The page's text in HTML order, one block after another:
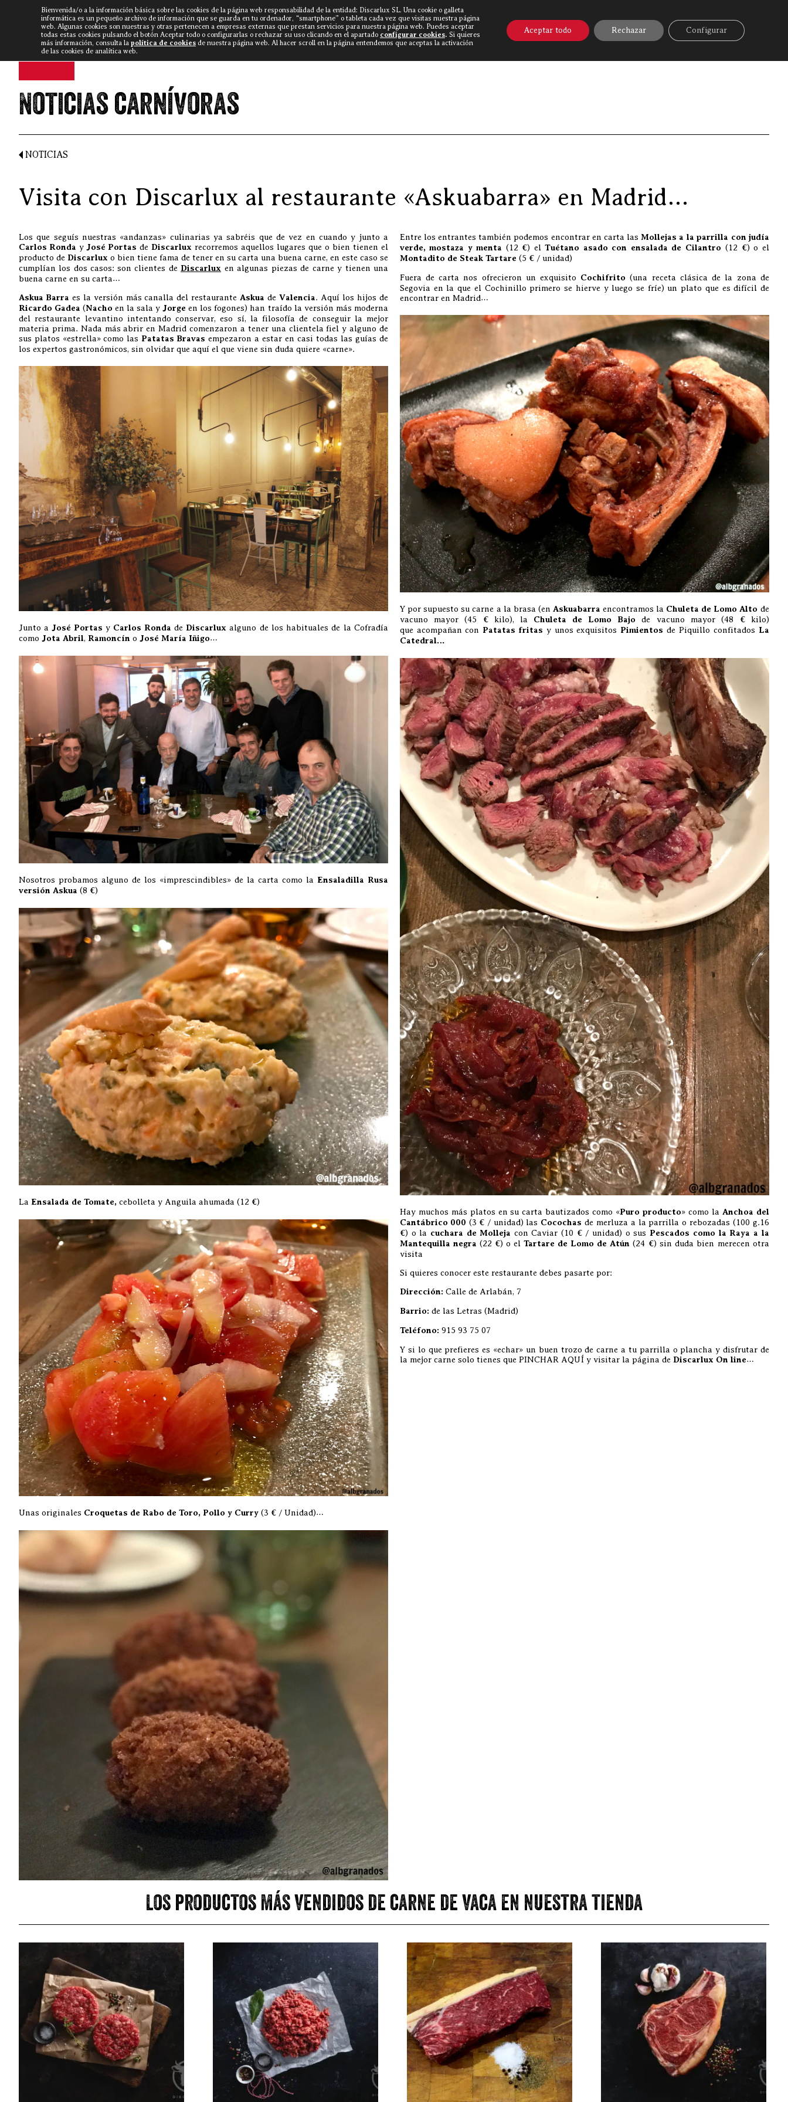
DISCARLUX▼ NOTICIAS VÍDEOS FISTERRA BOVINE WORLD▼ CONTACTO
Noticias carnívoras
NOTICIAS
Visita con Discarlux al restaurante «Askuabarra» en Madrid…
Los que seguís nuestras «andanzas» culinarias ya sabréis que de vez en cuando y junto a
Carlos Ronda y José Portas de Discarlux recorremos aquellos lugares que o bien tienen el
producto de Discarlux o bien tiene fama de tener en su carta una buena carne, en este caso se
cumplían los dos casos: son clientes de Discarlux en algunas piezas de carne y tienen una
buena carne en su carta…
Askua Barra es la versión más canalla del restaurante Askua de Valencia. Aquí los hijos de
Ricardo Gadea (Nacho en la sala y Jorge en los fogones) han traído la versión más moderna
del restaurante levantino intentando conservar, eso sí, la filosofía de conseguir la mejor
materia prima. Nada más abrir en Madrid comenzaron a tener una clientela fiel y alguno de
sus platos «estrella» como las Patatas Bravas empezaron a estar en casi todas las guías de
los expertos gastronómicos, sin olvidar que aquí el que viene sin duda quiere «carne».
Junto a José Portas y Carlos Ronda de Discarlux alguno de los habituales de la Cofradía
como Jota Abril, Ramoncín o José María Iñigo…
Nosotros probamos alguno de los «imprescindibles» de la carta como la Ensaladilla Rusa
versión Askua (8 €)
La Ensalada de Tomate, cebolleta y Anguila ahumada (12 €)
Unas originales Croquetas de Rabo de Toro, Pollo y Curry (3 € / Unidad)…
Entre los entrantes también podemos encontrar en carta las Mollejas a la parrilla con judía
verde, mostaza y menta (12 €) el Tuétano asado con ensalada de Cilantro (12 €) o el
Montadito de Steak Tartare (5 € / unidad)
Fuera de carta nos ofrecieron un exquisito Cochifrito (una receta clásica de la zona de
Segovia en la que el Cochinillo primero se hierve y luego se fríe) un plato que es difícil de
encontrar en Madrid…
Y por supuesto su carne a la brasa (en Askuabarra encontramos la Chuleta de Lomo Alto de
vacuno mayor (45 € kilo), la Chuleta de Lomo Bajo de vacuno mayor (48 € kilo)
que acompañan con Patatas fritas y unos exquisitos Pimientos de Piquillo confitados La
Catedral…
Hay muchos más platos en su carta bautizados como «Puro producto» como la Anchoa del
Cantábrico 000 (3 € / unidad) las Cocochas de merluza a la parrilla o rebozadas (100 g.16
€) o la cuchara de Molleja con Caviar (10 € / unidad) o sus Pescados como la Raya a la
Mantequilla negra (22 €) o el Tartare de Lomo de Atún (24 €) sin duda bien merecen otra
visita
Si quieres conocer este restaurante debes pasarte por:
Dirección: Calle de Arlabán, 7
Barrio: de las Letras (Madrid)
Teléfono: 915 93 75 07
Y si lo que prefieres es «echar» un buen trozo de carne a tu parrilla o plancha y disfrutar de
la mejor carne solo tienes que PINCHAR AQUÍ y visitar la página de Discarlux On line…
Los productos más vendidos de carne de vaca en nuestra tienda
Bienvenida/o a la información básica sobre las cookies de la página web responsabilidad de la entidad: Discarlux SL. Una cookie o galleta
informática es un pequeño archivo de información que se guarda en tu ordenador, “smartphone” o tableta cada vez que visitas nuestra página
web. Algunas cookies son nuestras y otras pertenecen a empresas externas que prestan servicios para nuestra página web. Puedes aceptar
todas estas cookies pulsando el botón Aceptar todo o configurarlas o rechazar su uso clicando en el apartado configurar cookies. Si quieres
más información, consulta la política de cookies de nuestra página web. Al hacer scroll en la página entendemos que aceptas la activación
de las cookies de analítica web.
Aceptar todo Rechazar Configurar